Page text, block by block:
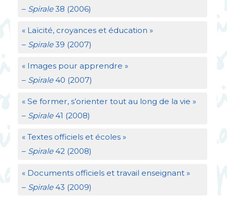
– Spirale38 (2006)
« Laïcité, croyances et éducation »
– Spirale39 (2007)
« Images pour apprendre »
– Spirale40 (2007)
« Se former, s’orienter tout au long de la vie »
– Spirale41 (2008)
« Textes officiels et écoles »
– Spirale42 (2008)
« Documents officiels et travail enseignant »
– Spirale43 (2009)